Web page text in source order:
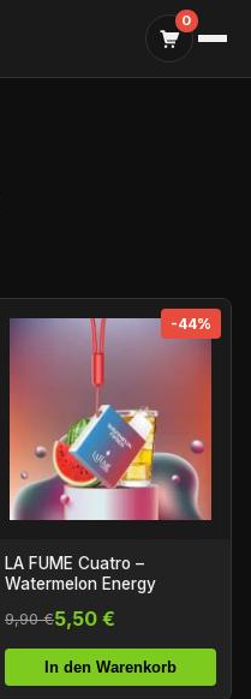
0
-44%
LA FUME Cuatro –
Watermelon Energy
9,90 €5,50 €
In den Warenkorb